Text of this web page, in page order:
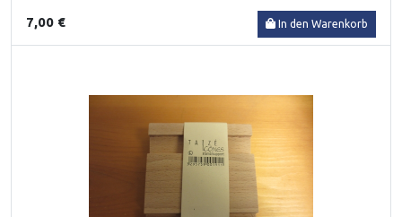
7,00 € In den Warenkorb